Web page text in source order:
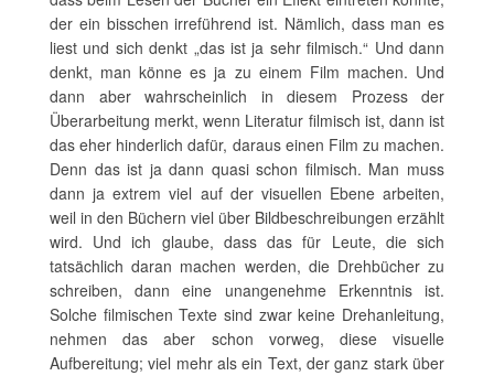
der ein bisschen irreführend ist. Nämlich, dass man es
liest und sich denkt „das ist ja sehr filmisch.“ Und dann
denkt, man könne es ja zu einem Film machen. Und
dann aber wahrscheinlich in diesem Prozess der
Überarbeitung merkt, wenn Literatur filmisch ist, dann ist
das eher hinderlich dafür, daraus einen Film zu machen.
Denn das ist ja dann quasi schon filmisch. Man muss
dann ja extrem viel auf der visuellen Ebene arbeiten,
weil in den Büchern viel über Bildbeschreibungen erzählt
wird. Und ich glaube, dass das für Leute, die sich
tatsächlich daran machen werden, die Drehbücher zu
schreiben, dann eine unangenehme Erkenntnis ist.
Solche filmischen Texte sind zwar keine Drehanleitung,
nehmen das aber schon vorweg, diese visuelle
Aufbereitung; viel mehr als ein Text, der ganz stark über